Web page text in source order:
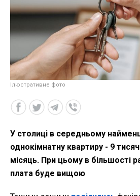
Ілюстративне фото
У столиці в середньому
однокімнатну квартиру - 9
місяць. При цьому в більшості
плата буде вищою